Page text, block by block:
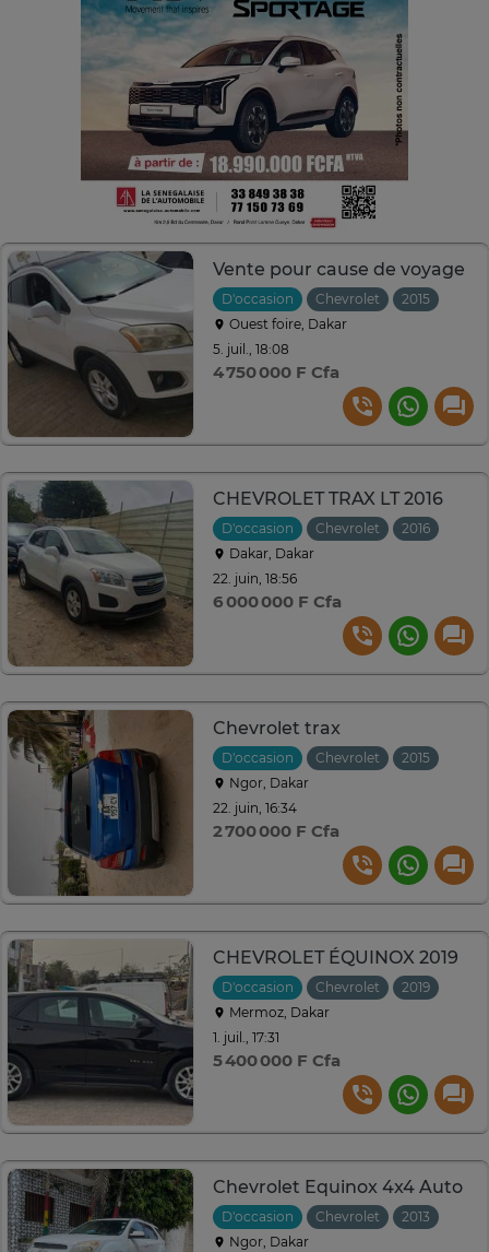
Vente pour cause de voyage
D'occasion Chevrolet 2015
Ouest foire, Dakar
5. juil., 18:08
4 750 000 F Cfa
CHEVROLET TRAX LT 2016
D'occasion Chevrolet 2016
Dakar, Dakar
22. juin, 18:56
6 000 000 F Cfa
Chevrolet trax
D'occasion Chevrolet 2015
Ngor, Dakar
22. juin, 16:34
2 700 000 F Cfa
CHEVROLET ÉQUINOX 2019
D'occasion Chevrolet 2019
Mermoz, Dakar
1. juil., 17:31
5 400 000 F Cfa
Chevrolet Equinox 4x4 Auto
D'occasion Chevrolet
2013
Ngor, Dakar